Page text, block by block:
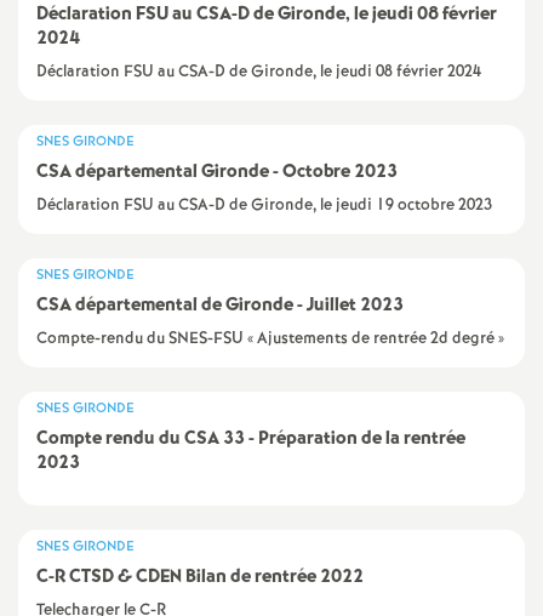
c
o
n
d
d
Déclaration FSU au CSA-D de Gironde, le jeudi 08 février
2024
Déclaration FSU au CSA-D de Gironde, le jeudi 08 février 2024
SNES GIRONDE
CSA départemental Gironde - Octobre 2023
Déclaration FSU au CSA-D de Gironde, le jeudi 19 octobre 2023
SNES GIRONDE
CSA départemental de Gironde - Juillet 2023
Compte-rendu du SNES-FSU « Ajustements de rentrée 2d degré »
SNES GIRONDE
Compte rendu du CSA 33 - Préparation de la rentrée
2023
SNES GIRONDE
C-R CTSD & CDEN Bilan de rentrée 2022
Telecharger le C-R